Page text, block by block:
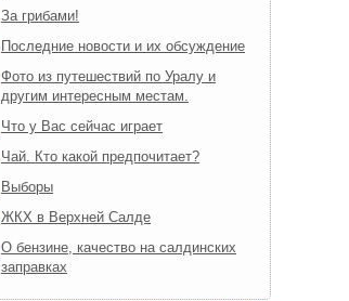
За грибами!
Последние новости и их обсуждение
Фото из путешествий по Уралу и
другим интересным местам.
Что у Вас сейчас играет
Чай. Кто какой предпочитает?
Выборы
ЖКХ в Верхней Салде
О бензине, качество на салдинских
заправках